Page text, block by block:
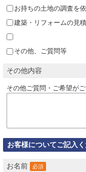
お持ちの土地の調査を
建築・リフォームの見
その他、ご質問等
その他内容
その他ご質問・ご希望が
お客様についてご記入く
お名前 必須